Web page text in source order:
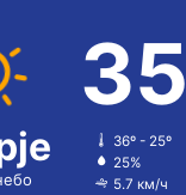
35
36º - 25º
25%
5.7 км/ч